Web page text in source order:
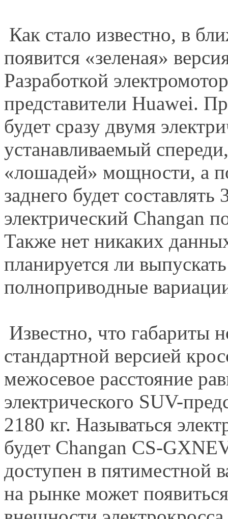
Как стало известно, в
появится «зеленая»
Разработкой
представители Huawei.
будет сразу двумя
устанавливаемый
«лошадей» мощности, а
заднего будет
электрический Changan
Также нет никаких
планируется ли
полноприводные
Известно, что габариты
стандартной версией
межосевое расстояние
электрического SUV-
2180 кг. Называться
будет Changan CS-
доступен в пятиместной
на рынке может